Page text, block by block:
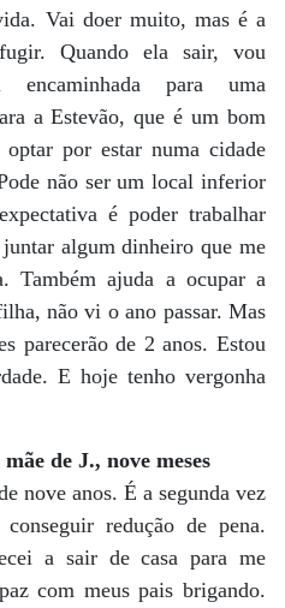
Vai doer muito, mas é a
Quando ela sair, vou
encaminhada para uma
a Estevão, que é um bom
por estar numa cidade
não ser um local inferior
é poder trabalhar
algum dinheiro que me
Também ajuda a ocupar a
não vi o ano passar. Mas
parecerão de 2 anos. Estou
E hoje tenho vergonha
de J., nove meses
nove anos. É a segunda vez
redução de pena.
a sair de casa para me
com meus pais brigando.